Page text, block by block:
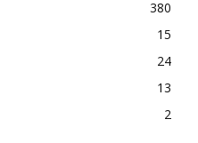
380
15
24
13
2